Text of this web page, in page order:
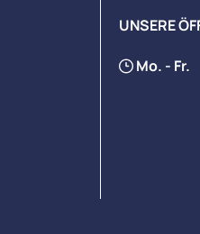
UNSERE
Mo. - Fr.